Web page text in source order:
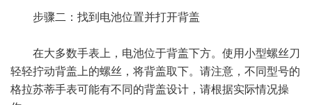
步骤二：找到电池位置并打开背盖
在大多数手表上，电池位于背盖下方。使用小型螺丝刀
轻轻拧动背盖上的螺丝，将背盖取下。请注意，不同型号的
格拉苏蒂手表可能有不同的背盖设计，请根据实际情况操